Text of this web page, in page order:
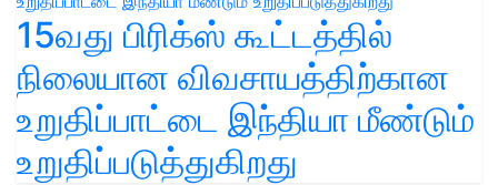
15வது பிரிக்ஸ் கூட்டத்தில்
நிலையான விவசாயத்திற்கான
உறுதிப்பாட்டை இந்தியா மீண்டும்
உறுதிப்படுத்துகிறது